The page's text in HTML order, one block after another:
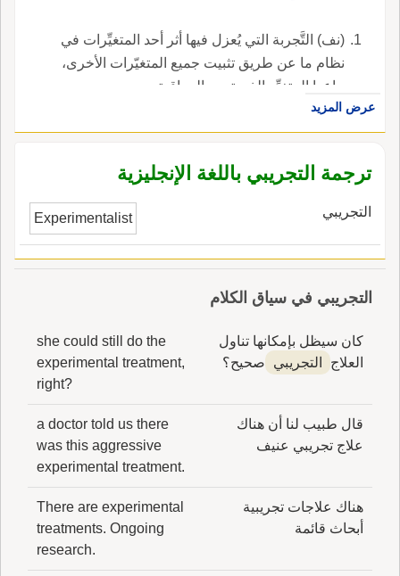
(نف) التَّجربة التي يُعزل فيها أثر أحد المتغيِّرات في
نظام ما عن طريق تثبيت جميع المتغيّرات الأخرى،
ماعدا المتغيِّر الذي تحت المراقبة.
عرض المزيد
ترجمة التجريبي باللغة الإنجليزية
التجريبي Experimentalist
التجريبي في سياق الكلام
كان سيظل بإمكانها تناول
العلاج
التجريبي صحيح؟
she could still do the
experimental treatment,
right?
قال طبيب لنا أن هناك
علاج تجريبي عنيف
a doctor told us there
was this aggressive
experimental treatment.
هناك علاجات تجريبية
أبحاث قائمة
There are experimental
treatments. Ongoing
research.